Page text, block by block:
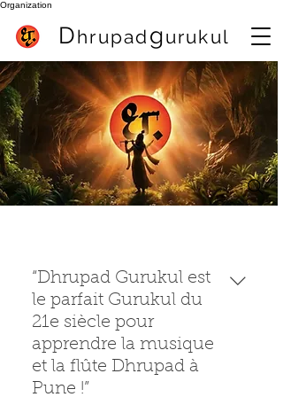
Organization
Meilleur professeur de flûte à Pune (Inde) Sameer Inamdar (célèbre
flûtiste Dhrupad)
best online flute class
Dhrupad gurukul
“Dhrupad Gurukul est
le parfait Gurukul du
21e siècle pour
apprendre la musique
et la flûte Dhrupad à
Pune !”